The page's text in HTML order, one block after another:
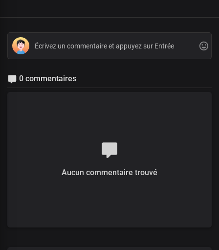
0 commentaires
Aucun commentaire trouvé